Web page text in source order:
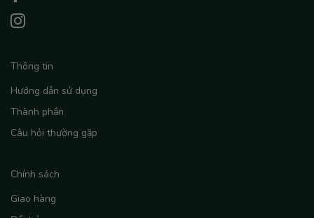
Thông tin
Hướng dẫn sử dụng
Thành phần
Câu hỏi thường gặp
Chính sách
Giao hàng